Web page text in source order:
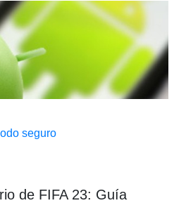
seguro
de FIFA 23: Guía